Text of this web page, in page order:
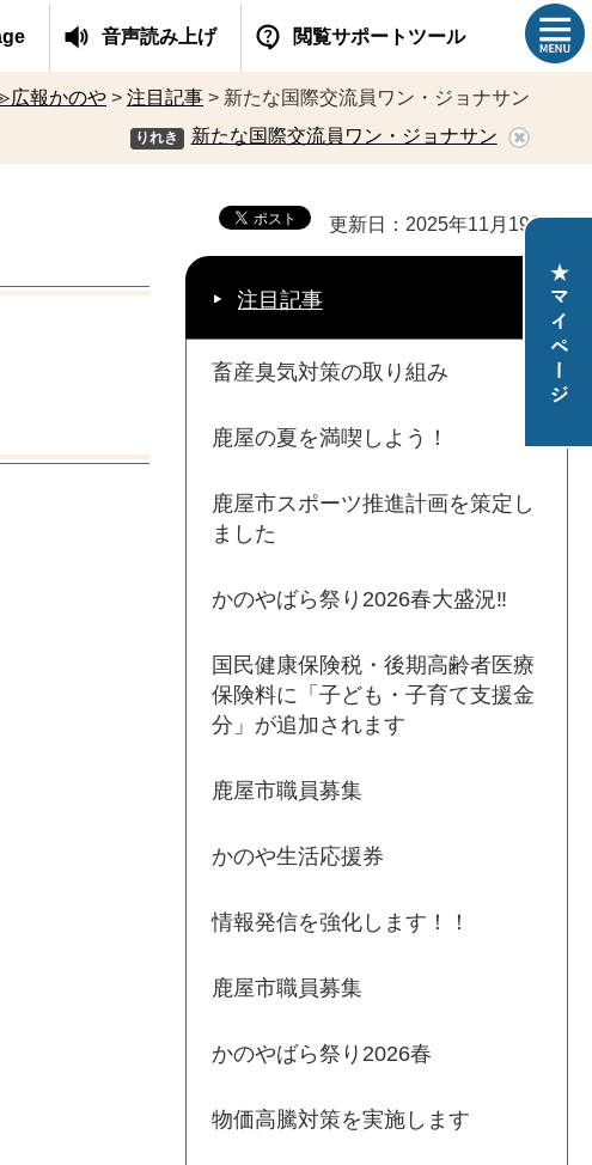
音声読み上げ 閲覧サポートツール
報かのや > 注目記事 > 新たな国際交流員ワン・ジョナサン
りれき 新たな国際交流員ワン・ジョナサン
更新日：2025年11月19日
注目記事
畜産臭気対策の取り組み
鹿屋の夏を満喫しよう！
鹿屋市スポーツ推進計画を策定し
ました
かのやばら祭り2026春大盛況‼
国民健康保険税・後期高齢者医療
保険料に「子ども・子育て支援金
分」が追加されます
鹿屋市職員募集
かのや生活応援券
情報発信を強化します！！
鹿屋市職員募集
かのやばら祭り2026春
物価高騰対策を実施します